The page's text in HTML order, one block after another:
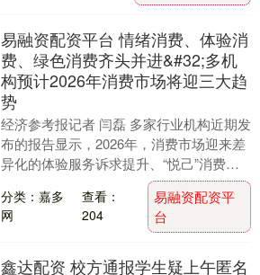
易融资配资平台 情绪消费、体验消
费、绿色消费齐头并进&#32;多机
构预计2026年消费市场将迎三大趋
势
经济参考报记者 闫磊 多家行业机构近期发
布的报告显示，2026年，消费市场迎来差
异化的体验服务诉求提升、“悦己”消费开
支增加、绿色消费兴起三大趋势。与此同
时，中....
分类：嘉多
网
查看：
204
易融资配资平
台
鑫达配资 校方通报学生疑上午匿名